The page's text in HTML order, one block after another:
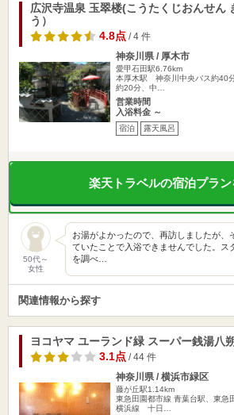
広沢寺温泉 玉翠楼(こうたくじおんせん
う）
4.8点/ 4 件
神奈川県 / 厚木市
愛甲石田駅6.76km
本厚木駅 神奈川中央バス約40
約20分、中…
営業時間
入浴料金 ～
宿泊 露天風呂
楽天トラベルの宿泊プラン
50代～
女性
お湯がよかったので、再訪しましたが、
ていたことで入浴できませんでした。ス
を調べ…
関連情報から探す
ヨコヤマ ユーランド緑 スーパー銭湯八
3.1点/ 44 件
神奈川県 / 横浜市緑区
藤が丘駅1.14km
東急田園都市線 青葉台駅、東急
横浜線 十日…